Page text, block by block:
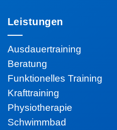
Leistungen
Ausdauertraining
Beratung
Funktionelles Training
Krafttraining
Physiotherapie
Schwimmbad